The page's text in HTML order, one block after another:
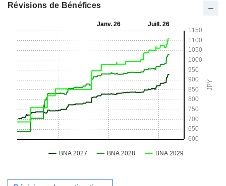
Révisions de Bénéfices